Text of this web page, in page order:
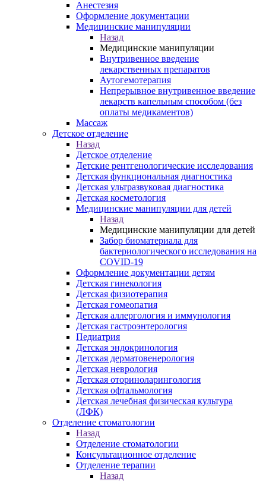
Анестезия
Оформление документации
Медицинские манипуляции
Назад
Медицинские манипуляции
Внутривенное введение
лекарственных препаратов
Аутогемотерапия
Непрерывное внутривенное введение
лекарств капельным способом (без
оплаты медикаментов)
Массаж
Детское отделение
Назад
Детское отделение
Детские рентгенологические исследования
Детская функциональная диагностика
Детская ультразвуковая диагностика
Детская косметология
Медицинские манипуляции для детей
Назад
Медицинские манипуляции для детей
Забор биоматериала для
бактериологического исследования на
COVID-19
Оформление документации детям
Детская гинекология
Детская физиотерапия
Детская гомеопатия
Детская аллергология и иммунология
Детская гастроэнтерология
Педиатрия
Детская эндокринология
Детская дерматовенерология
Детская неврология
Детская оториноларингология
Детская офтальмология
Детская лечебная физическая культура
(ЛФК)
Отделение стоматологии
Назад
Отделение стоматологии
Консультационное отделение
Отделение терапии
Назад